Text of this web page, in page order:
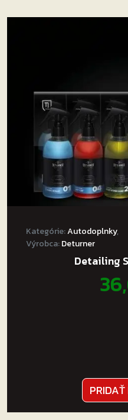
Kategórie:Autodoplnky,
Výrobca:Deturner
Detailing